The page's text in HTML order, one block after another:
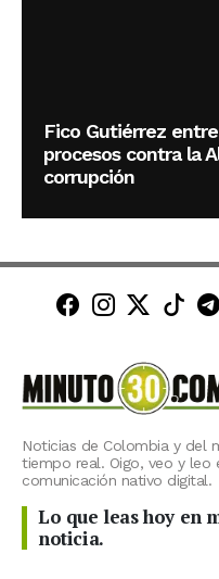
Fico Gutiérrez
procesos contra la
corrupción
Minuto30 en
Minuto30
Noticias de Colombia y del
tiempo real. Oigo, veo y leo
comunicación nativo digital.
Lo que leas hoy en
noticia.